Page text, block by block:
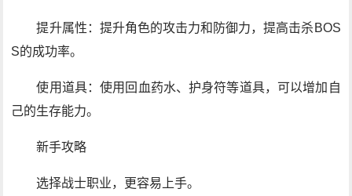
提升属性：提升角色的攻击力和防御力，提高击杀BOS
S的成功率。
使用道具：使用回血药水、护身符等道具，可以增加自
己的生存能力。
新手攻略
选择战士职业，更容易上手。